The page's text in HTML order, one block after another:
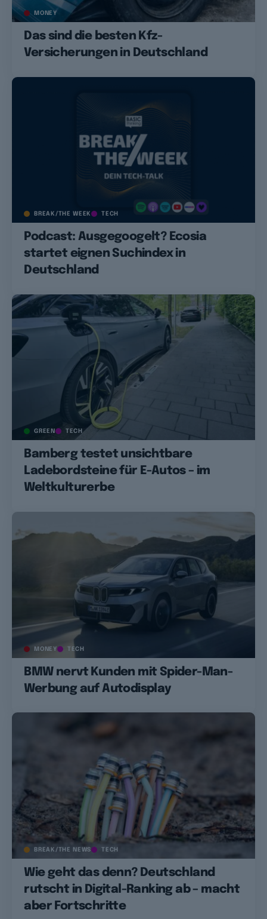
MONEY
Das sind die besten Kfz-
Versicherungen in Deutschland
BREAK/THE WEEK TECH
Podcast: Ausgegoogelt? Ecosia
startet eignen Suchindex in
Deutschland
GREEN TECH
Bamberg testet unsichtbare
Ladebordsteine für E-Autos – im
Weltkulturerbe
MONEY TECH
BMW nervt Kunden mit Spider-Man-
Werbung auf Autodisplay
BREAK/THE NEWS TECH
Wie geht das denn? Deutschland
rutscht in Digital-Ranking ab – macht
aber Fortschritte